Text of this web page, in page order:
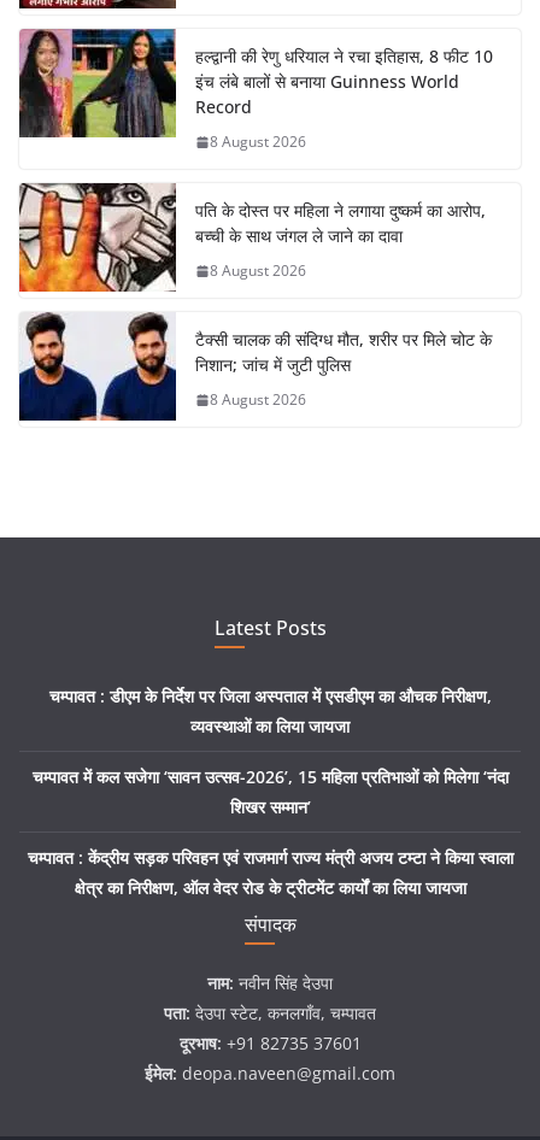
हल्द्वानी की रेणु धरियाल ने रचा इतिहास, 8 फीट 10
इंच लंबे बालों से बनाया Guinness World
Record
8 August 2026
पति के दोस्त पर महिला ने लगाया दुष्कर्म का आरोप,
बच्ची के साथ जंगल ले जाने का दावा
8 August 2026
टैक्सी चालक की संदिग्ध मौत, शरीर पर मिले चोट के
निशान; जांच में जुटी पुलिस
8 August 2026
Latest Posts
चम्पावत : डीएम के निर्देश पर जिला अस्पताल में एसडीएम का औचक निरीक्षण,
व्यवस्थाओं का लिया जायजा
चम्पावत में कल सजेगा ‘सावन उत्सव-2026’, 15 महिला प्रतिभाओं को मिलेगा ‘नंदा
शिखर सम्मान’
चम्पावत : केंद्रीय सड़क परिवहन एवं राजमार्ग राज्य मंत्री अजय टम्टा ने किया स्वाला
क्षेत्र का निरीक्षण, ऑल वेदर रोड के ट्रीटमेंट कार्यों का लिया जायजा
संपादक
नाम: नवीन सिंह देउपा
पता: देउपा स्टेट, कनलगाँव, चम्पावत
दूरभाष: +91 82735 37601
ईमेल: deopa.naveen@gmail.com